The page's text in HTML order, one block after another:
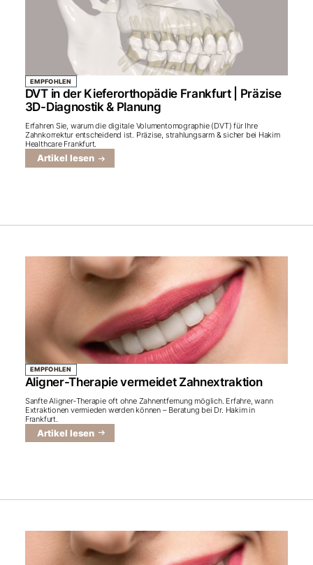
EMPFOHLEN
DVT in der Kieferorthopädie Frankfurt | Präzise
3D-Diagnostik & Planung
Erfahren Sie, warum die digitale Volumentomographie (DVT) für Ihre
Zahnkorrektur entscheidend ist. Präzise, strahlungsarm & sicher bei Hakim
Healthcare Frankfurt.
Artikel lesen
EMPFOHLEN
Aligner-Therapie vermeidet Zahnextraktion
Sanfte Aligner‑Therapie oft ohne Zahnentfernung möglich. Erfahre, wann
Extraktionen vermieden werden können – Beratung bei Dr. Hakim in
Frankfurt.
Artikel lesen